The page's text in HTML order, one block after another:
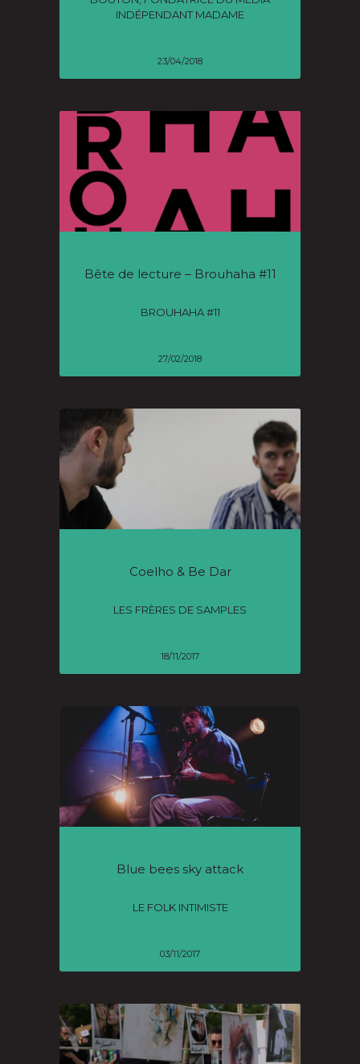
INDÉPENDANT MADAME
23/04/2018
Bête de lecture – Brouhaha #11
BROUHAHA #11
27/02/2018
Coelho & Be Dar
LES FRÈRES DE SAMPLES
18/11/2017
Blue bees sky attack
LE FOLK INTIMISTE
03/11/2017